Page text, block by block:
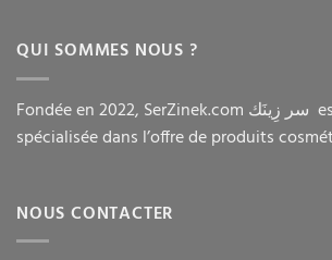
QUI SOMMES NOUS ?
Fondée en 2022, SerZinek.com سر زِينَك est une entreprise
spécialisée dans l’offre de produits
NOUS CONTACTER